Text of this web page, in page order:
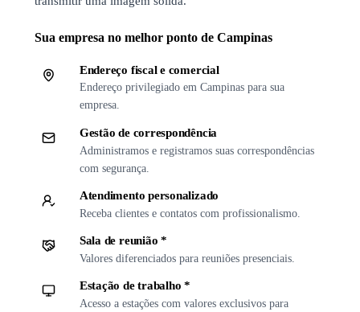
Sua empresa no melhor ponto de Campinas
Endereço fiscal e comercial
Endereço privilegiado em Campinas para sua
empresa.
Gestão de correspondência
Administramos e registramos suas correspondências
com segurança.
Atendimento personalizado
Receba clientes e contatos com profissionalismo.
Sala de reunião *
Valores diferenciados para reuniões presenciais.
Estação de trabalho *
Acesso a estações com valores exclusivos para